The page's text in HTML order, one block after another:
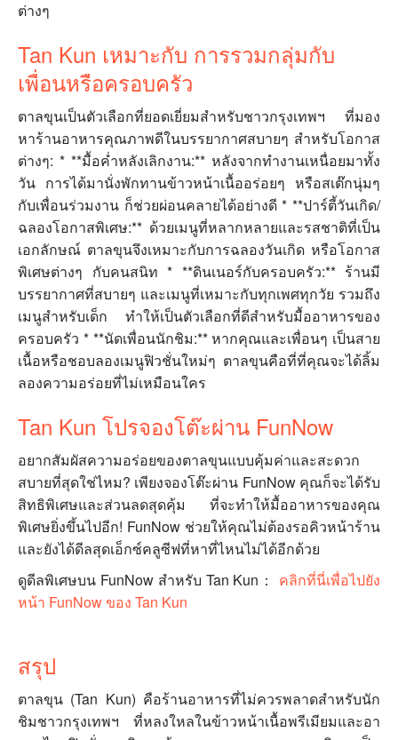
ต่างๆ
Tan Kun เหมาะกับ การรวมกลุ่มกับ
เพื่อนหรือครอบครัว
ตาลขุนเป็นตัวเลือกที่ยอดเยี่ยมสำหรับชาวกรุงเทพฯ ที่มอง
หาร้านอาหารคุณภาพดีในบรรยากาศสบายๆ สำหรับโอกาส
ต่างๆ: * **มื้อค่ำหลังเลิกงาน:** หลังจากทำงานเหนื่อยมาทั้ง
วัน การได้มานั่งพักทานข้าวหน้าเนื้ออร่อยๆ หรือสเต๊กนุ่มๆ
กับเพื่อนร่วมงาน ก็ช่วยผ่อนคลายได้อย่างดี * **ปาร์ตี้วันเกิด/
ฉลองโอกาสพิเศษ:** ด้วยเมนูที่หลากหลายและรสชาติที่เป็น
เอกลักษณ์ ตาลขุนจึงเหมาะกับการฉลองวันเกิด หรือโอกาส
พิเศษต่างๆ กับคนสนิท * **ดินเนอร์กับครอบครัว:** ร้านมี
บรรยากาศที่สบายๆ และเมนูที่เหมาะกับทุกเพศทุกวัย รวมถึง
เมนูสำหรับเด็ก ทำให้เป็นตัวเลือกที่ดีสำหรับมื้ออาหารของ
ครอบครัว * **นัดเพื่อนนักชิม:** หากคุณและเพื่อนๆ เป็นสาย
เนื้อหรือชอบลองเมนูฟิวชั่นใหม่ๆ ตาลขุนคือที่ที่คุณจะได้ลิ้ม
ลองความอร่อยที่ไม่เหมือนใคร
Tan Kun โปรจองโต๊ะผ่าน FunNow
อยากสัมผัสความอร่อยของตาลขุนแบบคุ้มค่าและสะดวก
สบายที่สุดใช่ไหม? เพียงจองโต๊ะผ่าน FunNow คุณก็จะได้รับ
สิทธิพิเศษและส่วนลดสุดคุ้ม ที่จะทำให้มื้ออาหารของคุณ
พิเศษยิ่งขึ้นไปอีก! FunNow ช่วยให้คุณไม่ต้องรอคิวหน้าร้าน
และยังได้ดีลสุดเอ็กซ์คลูซีฟที่หาที่ไหนไม่ได้อีกด้วย
ดูดีลพิเศษบน FunNow สำหรับ Tan Kun： คลิกที่นี่เพื่อไปยัง
หน้า FunNow ของ Tan Kun
สรุป
ตาลขุน (Tan Kun) คือร้านอาหารที่ไม่ควรพลาดสำหรับนัก
ชิมชาวกรุงเทพฯ ที่หลงใหลในข้าวหน้าเนื้อพรีเมียมและอา